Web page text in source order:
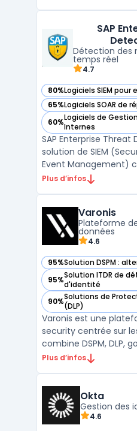
réseaux, SaaS) pour
SAP
Détection des
temps réel
4.7
80%Logiciels SIEM pour
— voir SAP Enterprise
65%Logiciels SOAR de
— voir SAP Enterprise
60%Logiciels de
Internes
— voir SAP Enterprise
SAP Enterprise
solution de SIEM
Event Management)
les systèmes SAP des
détecter les
identifier les
Plus d’infos
Varonis
Plateforme
données
4.6
95%Solution DSPM :
— voir Varonis dans
95%Solution ITDR de
d'identité
— voir Varonis dans
90%Solutions de
(DLP)
— voir Varonis dans
Varonis est une
security centrée sur
combine DSPM, DLP,
accès et analyse
permissions, identifie
et automatis ...
Plus d’infos
Okta
Gestion des
4.6